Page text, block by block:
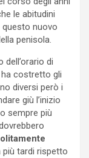
le abitudini
questo nuovo
penisola.
dell’orario di
costretto gli
diversi però i
giù l’inizio
sempre più
più tardi rispetto